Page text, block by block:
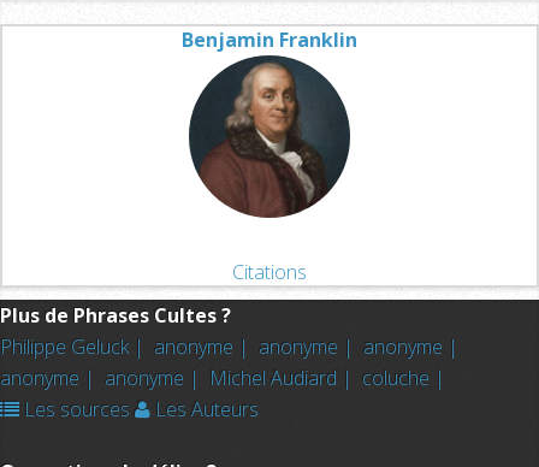
Benjamin Franklin
Citations
Plus de Phrases Cultes ?
Philippe Geluck | anonyme | anonyme | anonyme |
anonyme | anonyme | Michel Audiard | coluche |
Les sources
Les Auteurs